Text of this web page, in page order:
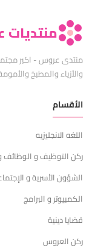
منتدى عروس - اكبر
والأزياء والمطبخ
الأقسام
اللغه الانجليزيه
ركن التوظيف و الوظائف
الشؤون الأسرية و
الكمبيوتر و البرامج
قضايا دينية
ركن العروس